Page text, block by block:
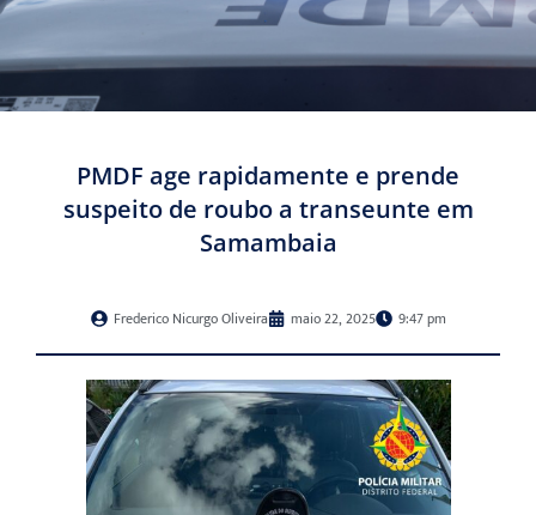
PMDF age rapidamente e prende
suspeito de roubo a transeunte em
Samambaia
Frederico Nicurgo Oliveira maio 22, 2025 9:47 pm